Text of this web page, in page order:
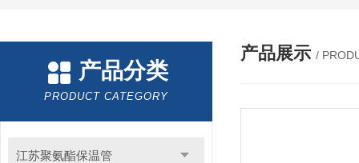
产品分类
PRODUCT CATEGORY
江苏聚氨酯保温管
产品展示 /